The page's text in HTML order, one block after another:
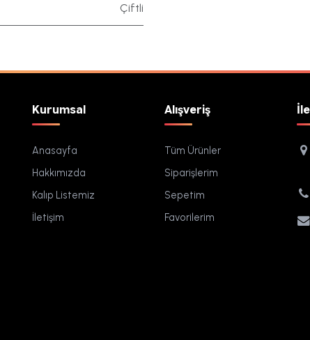
Çiftli
Kurumsal
Anasayfa
Hakkımızda
Kalıp Listemiz
İletişim
Alışveriş
Tüm Ürünler
Siparişlerim
Sepetim
Favorilerim